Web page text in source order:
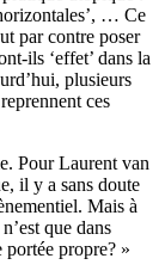
… Ce
par contre poser
ils ‘effet’ dans la
plusieurs
ces
Pour Laurent van
il y a sans doute
Mais à
que dans
propre? »